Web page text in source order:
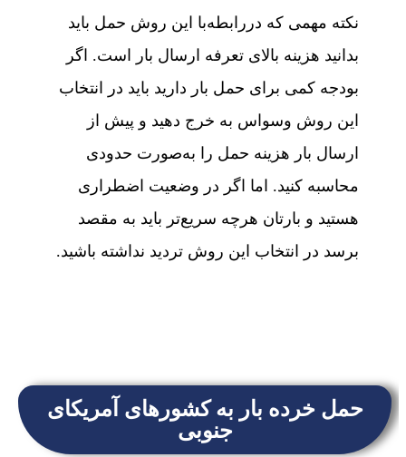
نکته مهمی که دررابطه‌با این روش حمل باید
بدانید هزینه بالای تعرفه ارسال بار است. اگر
بودجه کمی برای حمل بار دارید باید در انتخاب
این روش وسواس به خرج دهید و پیش از
ارسال بار هزینه حمل را به‌صورت حدودی
محاسبه کنید. اما اگر در وضعیت اضطراری
هستید و بارتان هرچه سریع‌تر باید به مقصد
برسد در انتخاب این روش تردید نداشته باشید.
حمل خرده بار به کشورهای آمریکای
جنوبی